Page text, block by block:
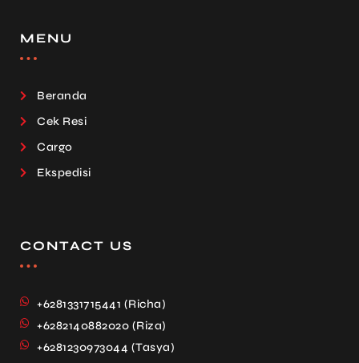
MENU
Beranda
Cek Resi
Cargo
Ekspedisi
CONTACT US
+6281331715441 (Richa)
+6282140882020 (Riza)
+6281230973044 (Tasya)